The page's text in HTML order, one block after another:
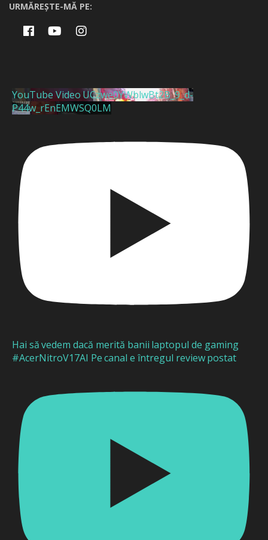
URMĂREȘTE-MĂ PE:
YouTube Video UCzwe0YWblwBt2B_9_d-
P44w_rEnEMWSQ0LM
Hai să vedem dacă merită banii laptopul de gaming
#AcerNitroV17AI Pe canal e întregul review postat